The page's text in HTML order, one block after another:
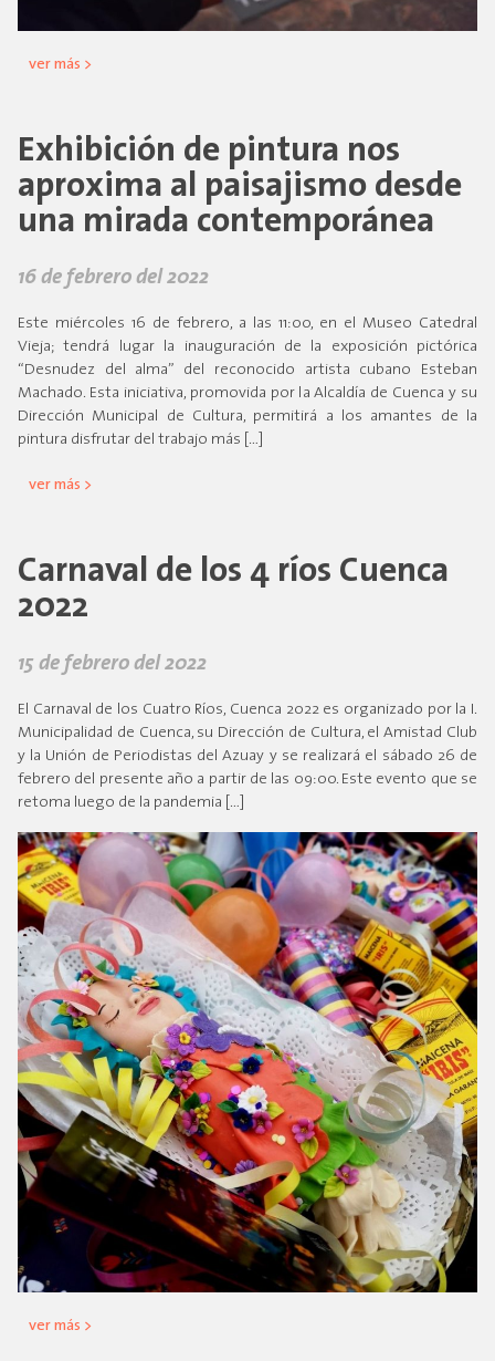
ver más >
Exhibición de pintura nos
aproxima al paisajismo desde
una mirada contemporánea
16 de febrero del 2022
Este miércoles 16 de febrero, a las 11:00, en el Museo Catedral
Vieja; tendrá lugar la inauguración de la exposición pictórica
“Desnudez del alma” del reconocido artista cubano Esteban
Machado. Esta iniciativa, promovida por la Alcaldía de Cuenca y su
Dirección Municipal de Cultura, permitirá a los amantes de la
pintura disfrutar del trabajo más […]
ver más >
Carnaval de los 4 ríos Cuenca
2022
15 de febrero del 2022
El Carnaval de los Cuatro Ríos, Cuenca 2022 es organizado por la I.
Municipalidad de Cuenca, su Dirección de Cultura, el Amistad Club
y la Unión de Periodistas del Azuay y se realizará el sábado 26 de
febrero del presente año a partir de las 09:00. Este evento que se
retoma luego de la pandemia […]
ver más >